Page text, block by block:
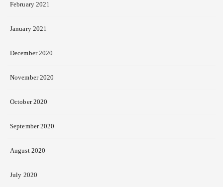
February 2021
January 2021
December 2020
November 2020
October 2020
September 2020
August 2020
July 2020